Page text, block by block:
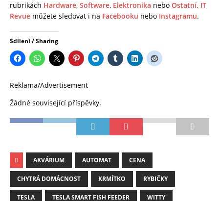
rubrikách Hardware, Software, Elektronika nebo Ostatní. IT
Revue můžete sledovat i na Facebooku nebo Instagramu.
Sdílení / Sharing
Reklama/Advertisement
Žádné související příspěvky.
AKVÁRIUM AUTOMAT CENA
CHYTRÁ DOMÁCNOST KRMÍTKO RYBIČKY
TESLA TESLA SMART FISH FEEDER WITTY